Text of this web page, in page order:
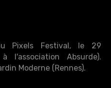
Pixels Festival, le 29
l'association Absurde).
Moderne (Rennes).